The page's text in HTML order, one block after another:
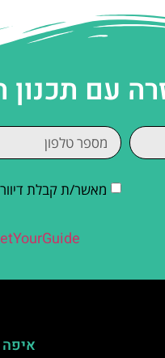
עם
מאשר/ת קבלת דיוור
איפה